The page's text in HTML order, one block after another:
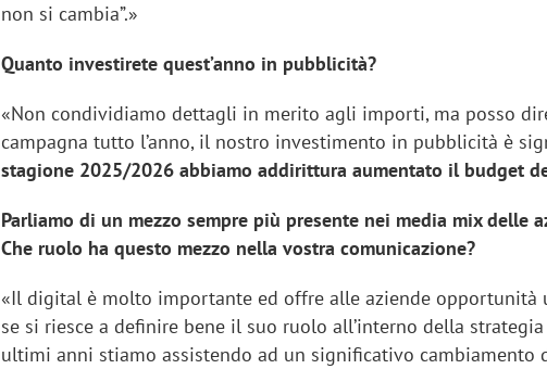
non si cambia”.»
Quanto investirete quest’anno in pubblicità?
«Non condividiamo dettagli in merito agli importi, ma posso
campagna tutto l’anno, il nostro investimento in pubblicità è
stagione 2025/2026 abbiamo addirittura aumentato il budget
Parliamo di un mezzo sempre più presente nei media mix delle
Che ruolo ha questo mezzo nella vostra comunicazione?
«Il digital è molto importante ed offre alle aziende opportunità
se si riesce a definire bene il suo ruolo all’interno della
ultimi anni stiamo assistendo ad un significativo cambiamento
Emanuele Viora di Deloitte Digital:
amplificare il talento»
Ricerche di
fenomeni:
tradurli in